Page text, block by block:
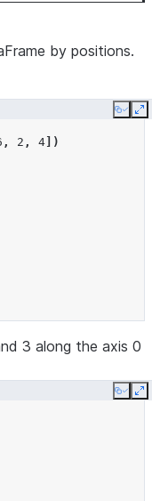
by positions.
Copy
, 2 , 4 ])
3 along the axis 0
Copy